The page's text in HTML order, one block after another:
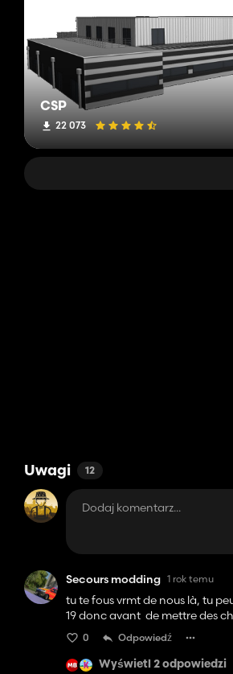
CSP
22 073
Uwagi 12
Secours modding 1 rok temu
tu te fous vrmt de nous là, tu
19 donc avant de mettre des
0 Odpowiedź
Wyświetl 2 odpowiedzi